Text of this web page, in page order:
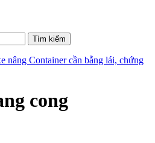
nâng Container cần bằng lái, chứng
cong